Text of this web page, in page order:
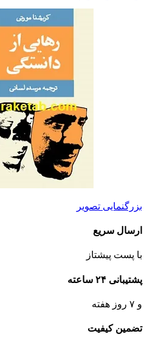
بزرگنمایی تصویر
ارسال سریع
با پست پیشتاز
پشتیبانی ۲۴ ساعته
و ۷ روز هفته
تضمین کیفیت